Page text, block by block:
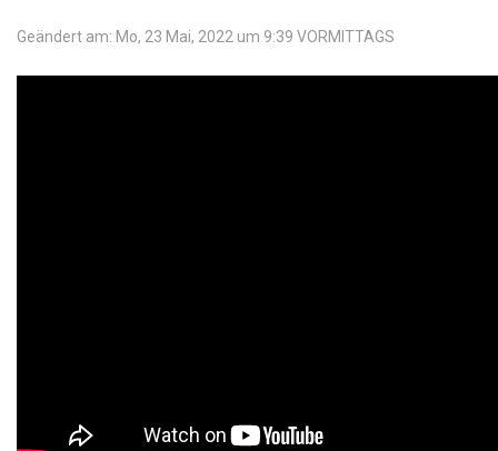
Geändert am: Mo, 23 Mai, 2022 um 9:39 VORMITTAGS